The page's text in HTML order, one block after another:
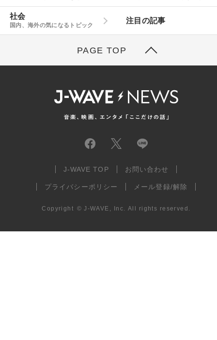
社会
国内、海外の気になるトピック
注目の記事
PAGE TOP
J-WAVE TOP お問い合わせ
プライバシーポリシー メール登録/解除
Copyright © J-WAVE, Inc. All rights reserved.